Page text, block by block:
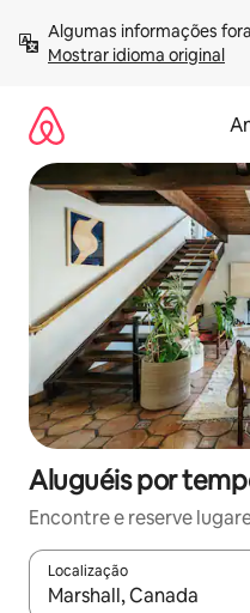
para
Mostrar idioma original
Aluguéis por
Encontre e reserve
Localização
Quando os resultados